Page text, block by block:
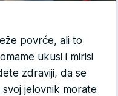
povrće, ali to
ukusi i mirisi
zdraviji, da se
jelovnik morate